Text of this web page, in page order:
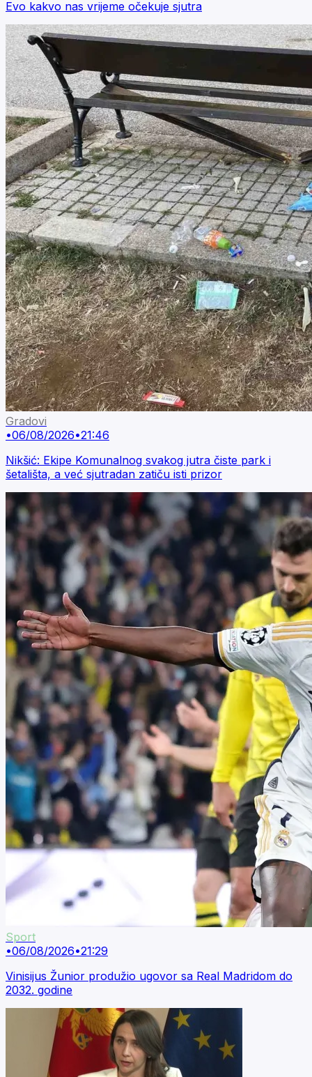
Evo kakvo nas vrijeme očekuje sjutra
Gradovi
•06/08/2026•21:46
Nikšić: Ekipe Komunalnog svakog jutra čiste park i
šetališta, a već sjutradan zatiču isti prizor
Sport
•06/08/2026•21:29
Vinisijus Žunior produžio ugovor sa Real Madridom do
2032. godine